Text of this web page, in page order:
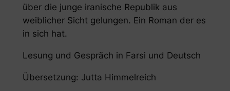
über die junge iranische Republik aus
weiblicher Sicht gelungen. Ein Roman der es
in sich hat.
Lesung und Gespräch in Farsi und Deutsch
Übersetzung: Jutta Himmelreich